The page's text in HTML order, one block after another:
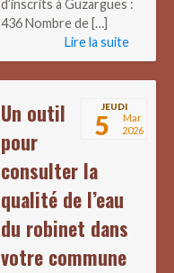
d’inscrits à Guzargues :
436 Nombre de […]
Lire la suite
JEUDI
5
Mar
2026
Un outil
pour
consulter la
qualité de l’eau
du robinet dans
votre commune